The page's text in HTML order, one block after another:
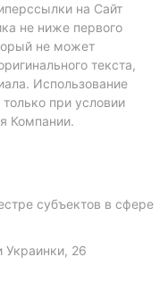
на Сайт
не ниже первого
не может
текста,
Использование
при условии
Компании.
субъектов в сфере
Украинки, 26